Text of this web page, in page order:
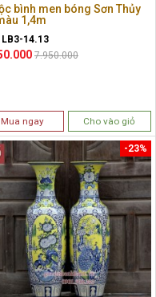
bình men bóng Sơn Thủy
1,4m
LB3-14.13
7.950.000
Mua ngay Cho vào giỏ
-23%